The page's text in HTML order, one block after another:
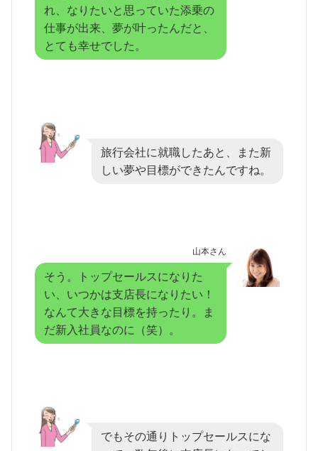
れ、なりたいと思っていた添乗の
仕事が出来、夢が叶ったんだと、
とても幸せでした。
旅行会社に就職したあと、また新
しい夢や目標ができたんですね。
山本さん
そう。トップセールスになりた
い、いつかは支店長になりたい！
なんて大きな目標を持ったり。ま
だ新入社員なのに（笑）。
でもその通りトップセールスにな